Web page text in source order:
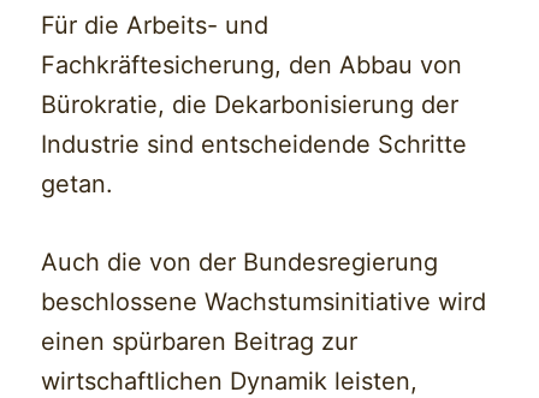
Für die Arbeits- und
Fachkräftesicherung, den Abbau von
Bürokratie, die Dekarbonisierung der
Industrie sind entscheidende Schritte
getan.
Auch die von der Bundesregierung
beschlossene Wachstumsinitiative wird
einen spürbaren Beitrag zur
wirtschaftlichen Dynamik leisten,